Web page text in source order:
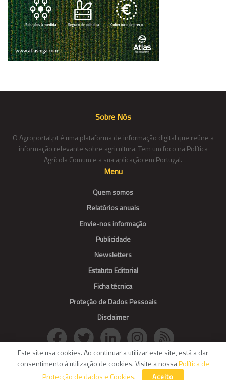
Sobre Nós
O Agroportal.pt é uma plataforma de informação digital que reúne a
informação relevante sobre agricultura. Tem um foco na Política
Agrícola Comum e a sua aplicação em Portugal.
Menu
Quem somos
Relatórios anuais
Envie-nos informação
Publicidade
Newsletters
Estatuto Editorial
Ficha técnica
Proteção de Dados Pessoais
Disclaimer
© Agroportal. All Rights reserved.
Este site usa cookies. Ao continuar a utilizar este site, está a dar
consentimento à utilização de cookies. Visite a nossaPolítica de
Protecção de dados e Cookies. Aceito